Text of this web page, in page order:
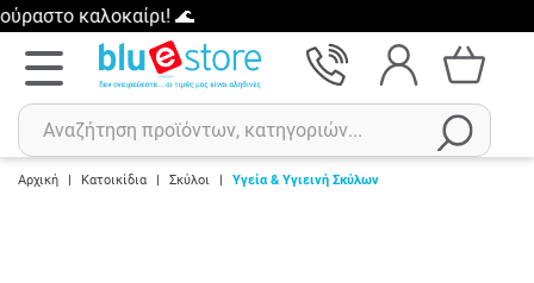
καλοκαίρι! 🌊
Αρχική | Κατοικίδια | Σκύλοι | Υγεία & Υγιεινή Σκύλων